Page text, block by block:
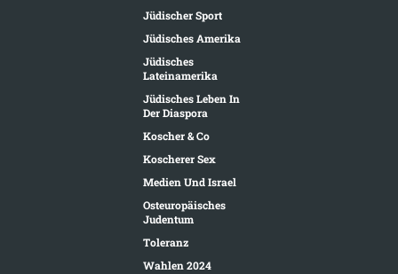
Jüdischer Sport
Jüdisches Amerika
Jüdisches
Lateinamerika
Jüdisches Leben In
Der Diaspora
Koscher & Co
Koscherer Sex
Medien Und Israel
Osteuropäisches
Judentum
Toleranz
Wahlen 2024